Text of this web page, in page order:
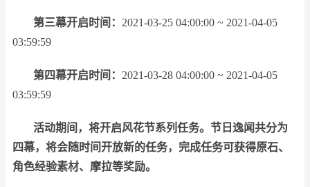
第三幕开启时间： 2021-03-25 04:00:00 ~ 2021-04-05
03:59:59
第四幕开启时间： 2021-03-28 04:00:00 ~ 2021-04-05
03:59:59
活动期间，将开启风花节系列任务。节日逸闻共分为
四幕，将会随时间开放新的任务，完成任务可获得原石、
角色经验素材、摩拉等奖励。